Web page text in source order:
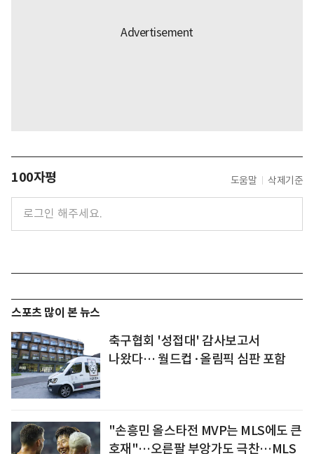
100자평 도움말 삭제기준
스포츠 많이 본 뉴스
축구협회 '성접대' 감사보고서
나왔다… 월드컵·올림픽 심판 포함
"손흥민 올스타전 MVP는 MLS에도 큰
호재"…오른팔 부앙가도 극찬…MLS